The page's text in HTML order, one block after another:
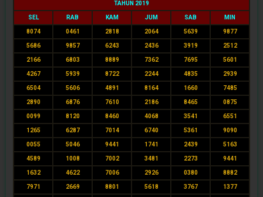
TAHUN 2019
SEL RAB KAM JUM SAB MIN
8074 0461 2818 2064 5639 9877
5686 9857 6243 2436 3919 2512
2166 6803 8889 7362 7695 5601
4267 5939 8722 2244 4835 2939
6504 5606 4891 8164 1660 7485
2890 6876 7610 2186 8465 0875
0099 8120 8460 4068 3541 6551
1265 6287 7014 6740 5361 9090
0055 5046 9441 1741 2439 5163
4589 1008 7002 3481 2273 9441
1632 4622 7006 2926 0380 8882
7971 2669 8801 5618 3767 1377